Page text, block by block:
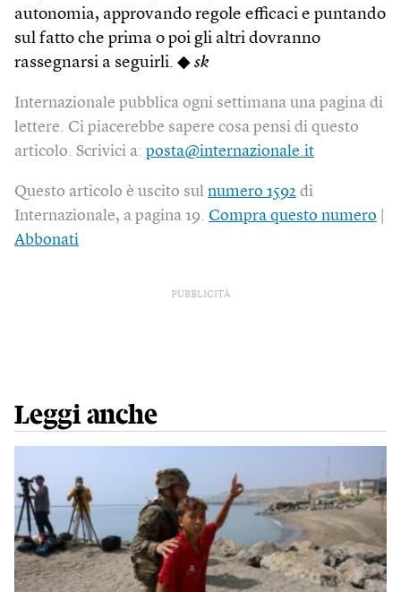
autonomia, approvando regole efficaci e puntando
sul fatto che prima o poi gli altri dovranno
rassegnarsi a seguirli. ◆ sk
Internazionale pubblica ogni settimana una pagina di
lettere. Ci piacerebbe sapere cosa pensi di questo
articolo. Scrivici a: posta@internazionale.it
Questo articolo è uscito sul numero 1592 di
Internazionale, a pagina 19. Compra questo numero
Abbonati
PUBBLICITÀ
Leggi anche